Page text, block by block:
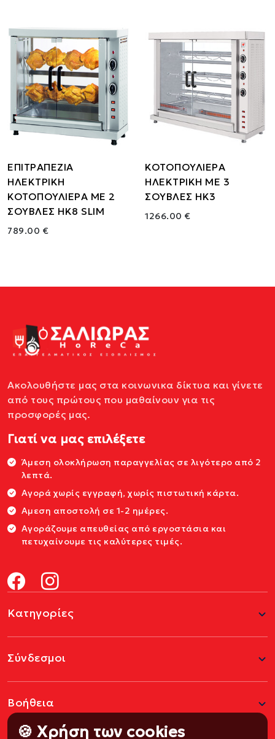
🍪 Χρήση των cookies
ΕΠΙΤΡΑΠΕΖΙΑ
ΗΛΕΚΤΡΙΚΗ
ΚΟΤΟΠΟΥΛΙΕΡΑ ΜΕ 2
ΣΟΥΒΛΕΣ HK8 SLIM
789.00 €
ΚΟΤΟΠΟΥΛΙΕΡΑ
ΗΛΕΚΤΡΙΚΗ ΜΕ 3
ΣΟΥΒΛΕΣ HK3
1266.00 €
Ακολουθήστε μας στα κοινωνικα δίκτυα και γίνετε
από τους πρώτους που μαθαίνουν για τις
προσφορές μας.
Γιατί να μας επιλέξετε
Άμεση ολοκλήρωση παραγγελίας σε λιγότερο από 2
λεπτά.
Αγορά χωρίς εγγραφή, χωρίς πιστωτική κάρτα.
Αμεση αποστολή σε 1-2 ημέρες.
Αγοράζουμε απευθείας από εργοστάσια και
πετυχαίνουμε τις καλύτερες τιμές.
Κατηγορίες
Σύνδεσμοι
Βοήθεια